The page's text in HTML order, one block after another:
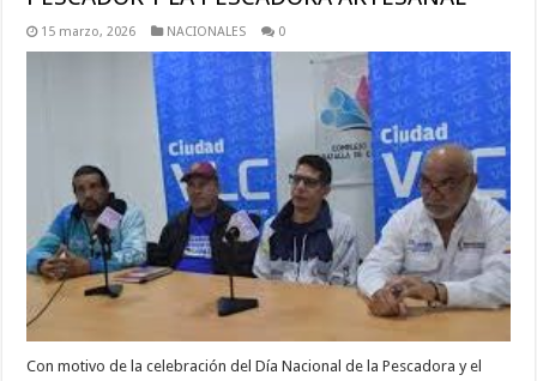
15 marzo, 2026 NACIONALES 0
Con motivo de la celebración del Día Nacional de la Pescadora y el